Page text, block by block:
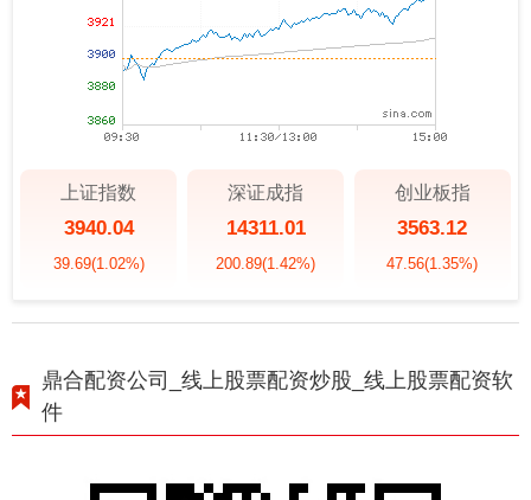
上证指数
3940.04
39.69(1.02%)
深证成指
14311.01
200.89(1.42%)
创业板指
3563.12
47.56(1.35%)
鼎合配资公司_线上股票配资炒股_线上股票配资软
件